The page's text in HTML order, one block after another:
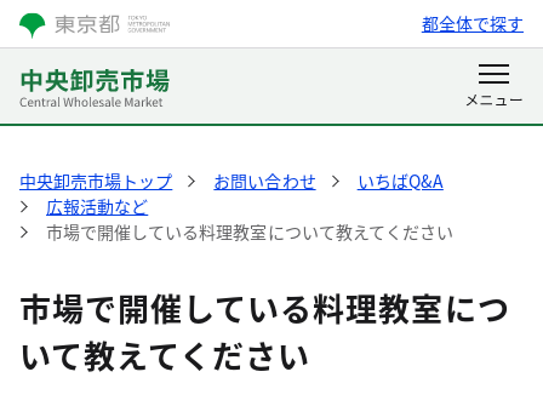
都全体で探す
中央卸売市場トップ お問い合わせ
いちばQ&A
広報活動など
市場で開催している料理教室について教えてください
市場で開催している料理教室につ
いて教えてください